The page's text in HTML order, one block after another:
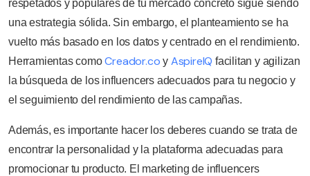
respetados y populares de tu mercado concreto sigue siendo
una estrategia sólida. Sin embargo, el planteamiento se ha
vuelto más basado en los datos y centrado en el rendimiento.
Herramientas como Creador.co y AspireIQ facilitan y agilizan
la búsqueda de los influencers adecuados para tu negocio y
el seguimiento del rendimiento de las campañas.
Además, es importante hacer los deberes cuando se trata de
encontrar la personalidad y la plataforma adecuadas para
promocionar tu producto. El marketing de influencers